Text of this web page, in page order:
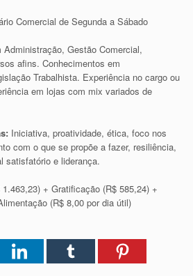
Comercial de Segunda a Sábado
Administração, Gestão Comercial,
afins. Conhecimentos em
Trabalhista. Experiência no cargo ou
em lojas com mix variados de
Iniciativa, proatividade, ética, foco nos
com o que se propõe a fazer, resiliência,
satisfatório e liderança.
1.463,23) + Gratificação (R$ 585,24) +
(R$ 8,00 por dia útil)